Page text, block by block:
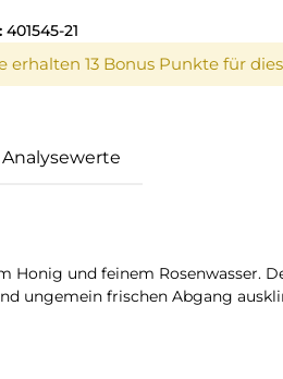
401545-21
erhalten 13 Bonus Punkte für
Analysewerte
Honig und feinem Rosenwasser.
ungemein frischen Abgang